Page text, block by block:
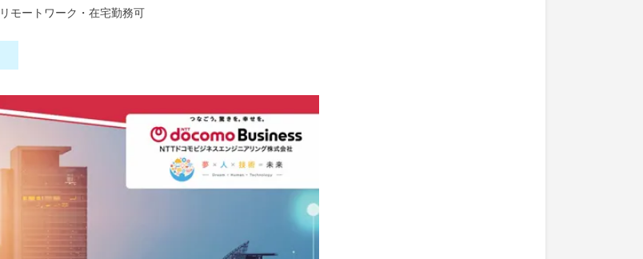
リモートワーク・在宅勤務可